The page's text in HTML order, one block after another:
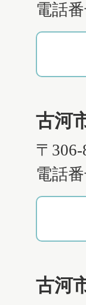
電話
古河
〒
電話
古河